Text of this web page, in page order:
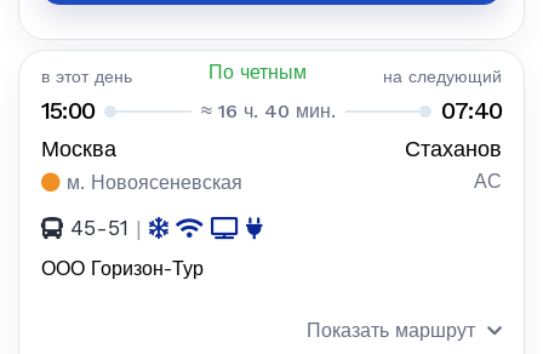
в этот день По четным на следующий
15:00 ≈ 16 ч. 40 мин. 07:40
Москва Стаханов
м. Новоясеневская АС
45-51 |
ООО Горизон-Тур
Показать маршрут